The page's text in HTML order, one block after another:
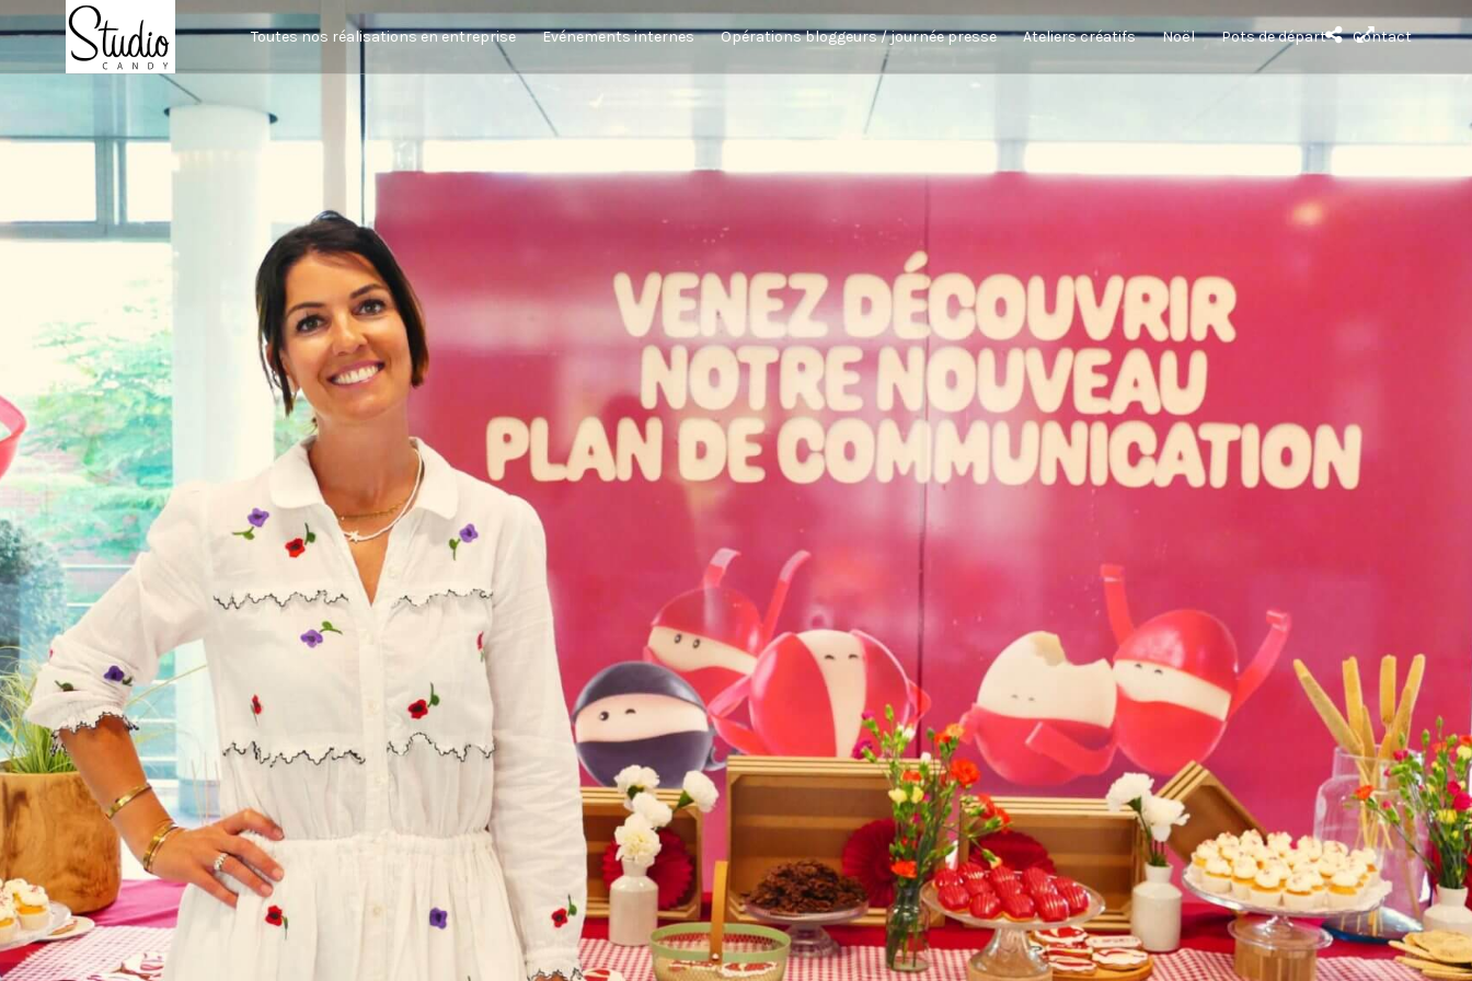
Toutes nos réalisations en entreprise Evénements internes Opérations bloggeurs / journée presse Ateliers créatifs Noël Pots de départ Contact